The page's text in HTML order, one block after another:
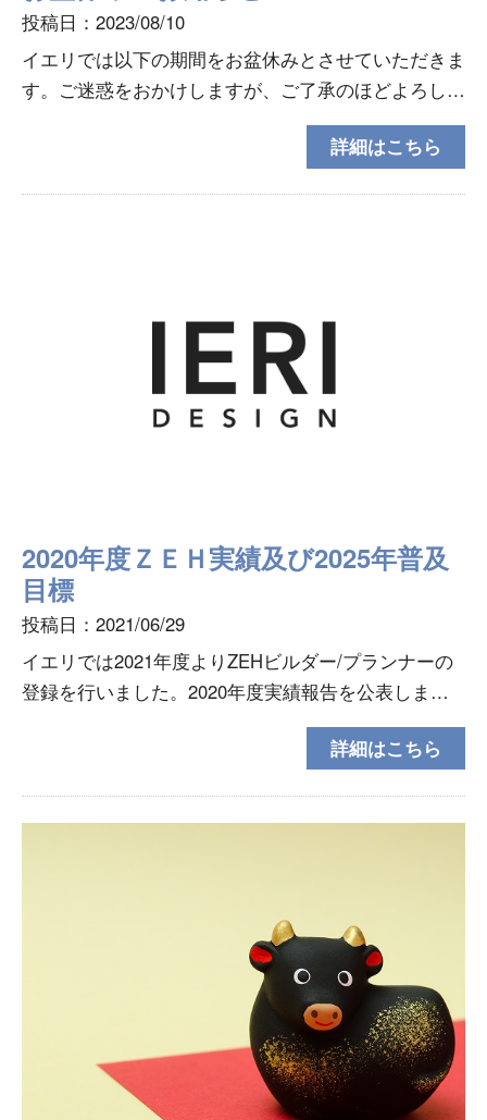
投稿日：2023/08/10
イエリでは以下の期間をお盆休みとさせていただきま
す。ご迷惑をおかけしますが、ご了承のほどよろしく
お願いします。お盆休み期間：８月１１日～８月１６
日お盆休み中に頂いたお問合せについては、お盆休み
詳細はこちら
2020年度ＺＥＨ実績及び2025年普及
目標
投稿日：2021/06/29
イエリでは2021年度よりZEHビルダー/プランナーの
登録を行いました。2020年度実績報告を公表しま
す。2020年 ZEH実績 0件 0％2025年 ZEH目
標 65％イエリでは下記のとおり各詳細はこちら